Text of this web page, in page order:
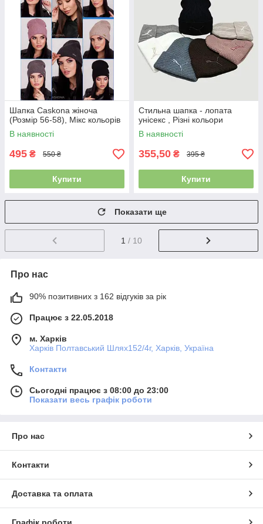
Шапка Caskona жіноча
(Розмір 56-58), Мікс кольорів
В наявності
495 ₴ 550 ₴
Купити
Стильна шапка - лопата
унісекс , Різні кольори
В наявності
355,50 ₴ 395 ₴
Купити
Показати ще
1 / 10
Про нас
90% позитивних з 162 відгуків за рік
Працює з 22.05.2018
м. Харків
Харків Полтавський Шлях152/4г, Харків, Україна
Контакти
Сьогодні працює з 08:00 до 23:00
Показати весь графік роботи
Про нас
Контакти
Доставка та оплата